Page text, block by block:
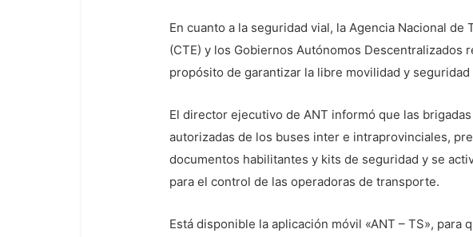
En cuanto a la seguridad vial, la Agencia Nacional
(CTE) y los Gobiernos Autónomos
propósito de garantizar la libre movilidad y
El director ejecutivo de ANT informó que las
autorizadas de los buses inter e intraprovinciales,
documentos habilitantes y kits de seguridad y se
para el control de las operadoras de transporte.
Está disponible la aplicación móvil «ANT – TS»,